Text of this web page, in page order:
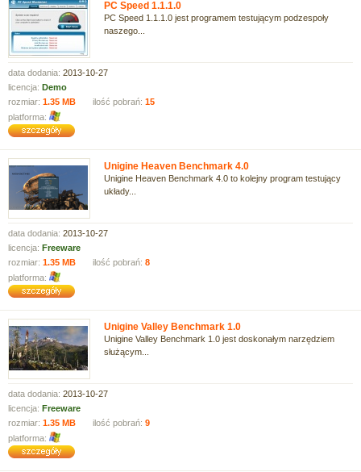
PC Speed 1.1.1.0
PC Speed 1.1.1.0 jest programem testującym podzespoły
naszego...
data dodania: 2013-10-27
licencja: Demo
rozmiar: 1.35 MB ilość pobrań: 15
platforma:
Unigine Heaven Benchmark 4.0
Unigine Heaven Benchmark 4.0 to kolejny program testujący
układy...
data dodania: 2013-10-27
licencja: Freeware
rozmiar: 1.35 MB ilość pobrań: 8
platforma:
Unigine Valley Benchmark 1.0
Unigine Valley Benchmark 1.0 jest doskonałym narzędziem
służącym...
data dodania: 2013-10-27
licencja: Freeware
rozmiar: 1.35 MB ilość pobrań: 9
platforma: